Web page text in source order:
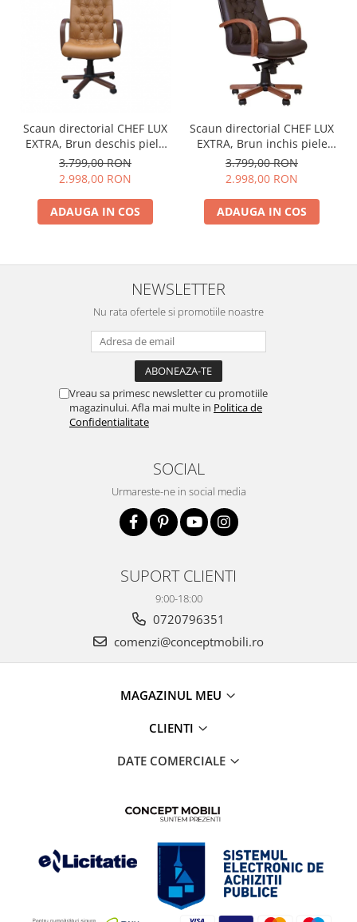
Scaun directorial CHEF LUX
EXTRA, Brun deschis piele
naturala
3.799,00 RON
2.998,00 RON
ADAUGA IN COS
Scaun directorial CHEF LUX
EXTRA, Brun inchis piele
naturala
3.799,00 RON
2.998,00 RON
ADAUGA IN COS
NEWSLETTER
Nu rata ofertele si promotiile noastre
Vreau sa primesc newsletter cu promotiile
magazinului. Afla mai multe in Politica de
Confidentialitate
SOCIAL
Urmareste-ne in social media
SUPORT CLIENTI
9:00-18:00
0720796351
comenzi@conceptmobili.ro
MAGAZINUL MEU
CLIENTI
DATE COMERCIALE